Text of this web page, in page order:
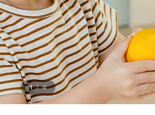
1 / 4